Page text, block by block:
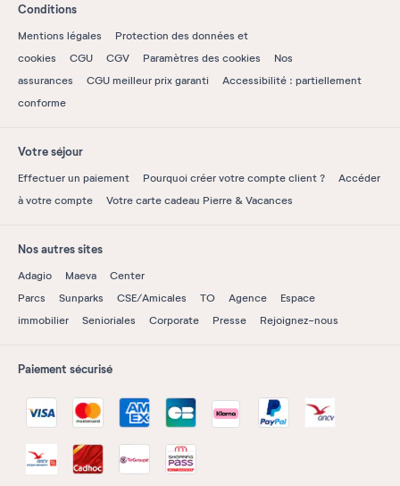
Conditions
Mentions légales
Protection des données et
cookies
CGU CGV Paramètres des cookies
Nos
assurances
CGU meilleur prix garanti
Accessibilité : partiellement
conforme
Votre séjour
Effectuer un paiement Pourquoi créer votre compte client ?
Accéder
à votre compte
Votre carte cadeau Pierre & Vacances
Nos autres sites
Adagio Maeva
Center
Parcs
Sunparks CSE/Amicales TO Agence
Espace
immobilier
Senioriales Corporate Presse Rejoignez-nous
Paiement sécurisé